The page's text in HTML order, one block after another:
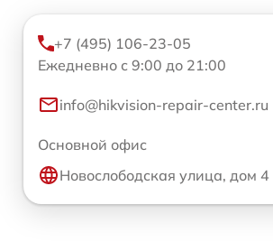
+7 (495) 106-23-05
Ежедневно с 9:00 до 21:00
info@hikvision-repair-center.ru
Основной офис
Новослободская улица, дом 4